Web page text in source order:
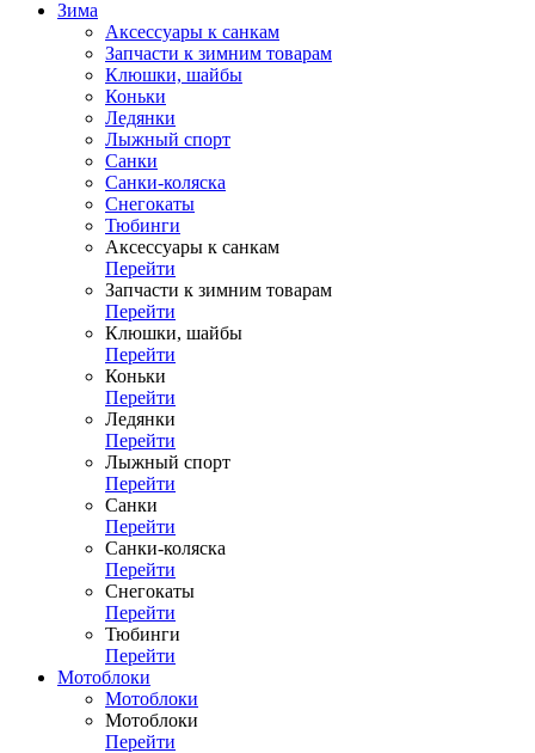
Зима
Аксессуары к санкам
Запчасти к зимним товарам
Клюшки, шайбы
Коньки
Ледянки
Лыжный спорт
Санки
Санки-коляска
Снегокаты
Тюбинги
Аксессуары к санкам
Перейти
Запчасти к зимним товарам
Перейти
Клюшки, шайбы
Перейти
Коньки
Перейти
Ледянки
Перейти
Лыжный спорт
Перейти
Санки
Перейти
Санки-коляска
Перейти
Снегокаты
Перейти
Тюбинги
Перейти
Мотоблоки
Мотоблоки
Мотоблоки
Перейти